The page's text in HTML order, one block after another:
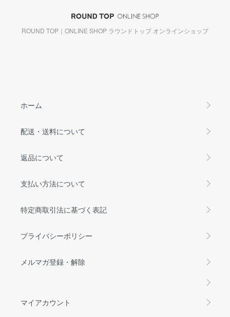
ROUND TOP｜ONLINE SHOP ラウンドトップ オンラインショップ
ホーム
配送・送料について
返品について
支払い方法について
特定商取引法に基づく表記
プライバシーポリシー
メルマガ登録・解除
マイアカウント